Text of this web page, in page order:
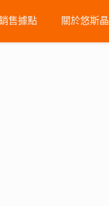
售據點 關於悠斯晶